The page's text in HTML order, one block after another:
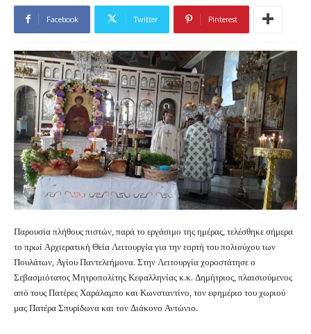
Facebook Twitter Pinterest
Παρουσία πλήθους πιστών, παρά το εργάσιμο της ημέρας, τελέσθηκε σήμερα
το πρωί Αρχιερατική Θεία Λειτουργία για την εορτή του πολιούχου των
Πουλάτων, Αγίου Παντελεήμονα. Στην Λειτουργία χοροστάτησε ο
Σεβασμιότατος Μητροπολίτης Κεφαλληνίας κ.κ. Δημήτριος, πλαισιούμενος
από τους Πατέρες Χαράλαμπο και Κωνσταντίνο, τον εφημέριο του χωριού
μας Πατέρα Σπυρίδωνα και τον Διάκονο Αντώνιο.